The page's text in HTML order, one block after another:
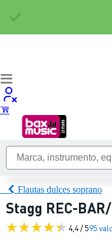
Flautas dulces soprano
Stagg REC-
4,4 / 595